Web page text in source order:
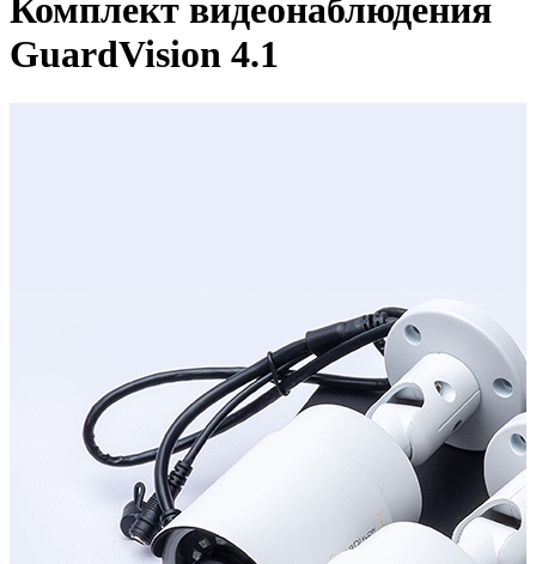
Комплект видеонаблюдения
GuardVision 4.1